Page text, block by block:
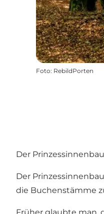
Foto: RebildPorten
Der
Der
die Buchenstämme
Früher glaubte man,